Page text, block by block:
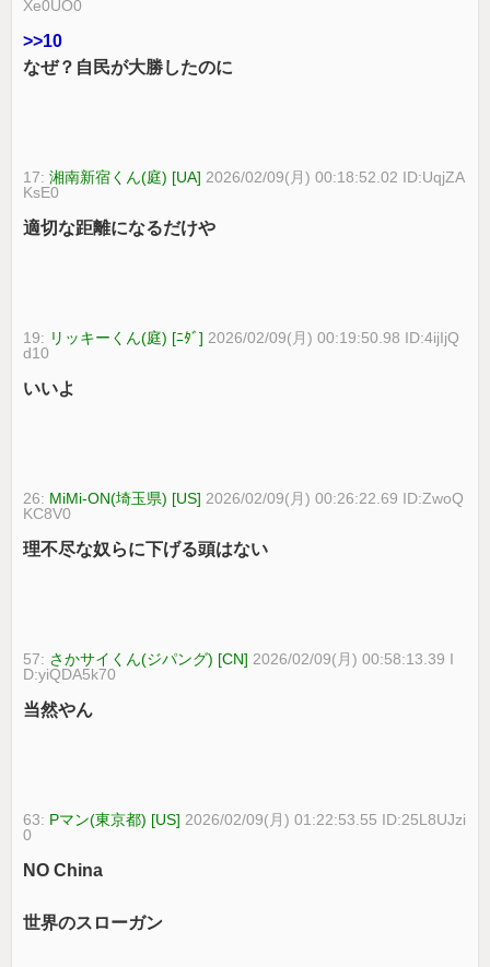
Xe0UO0
>>10
なぜ？自民が大勝したのに
17:湘南新宿くん(庭) [UA] 2026/02/09(月) 00:18:52.02 ID:UqjZA
KsE0
適切な距離になるだけや
19: リッキーくん(庭) [ﾆﾀﾞ] 2026/02/09(月) 00:19:50.98 ID:4ijIjQ
d10
いいよ
26: MiMi-ON(埼玉県) [US] 2026/02/09(月) 00:26:22.69 ID:ZwoQ
KC8V0
理不尽な奴らに下げる頭はない
57: さかサイくん(ジパング) [CN] 2026/02/09(月) 00:58:13.39 I
D:yiQDA5k70
当然やん
63: Pマン(東京都) [US] 2026/02/09(月) 01:22:53.55 ID:25L8UJzi
0
NO China
世界のスローガン